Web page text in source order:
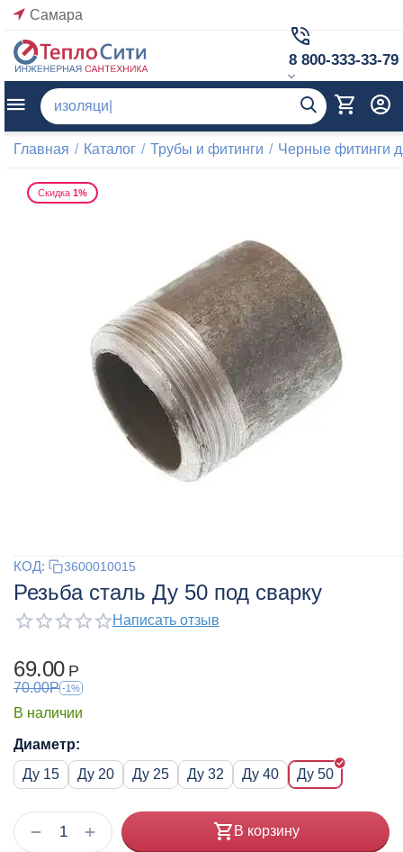
Самара
8 800-333-33-79
Главная / Каталог / Трубы и фитинги / Черные фитинги
Скидка 1%
КОД: 3600010015
Резьба сталь Ду 50 под сварку
Написать отзыв
69.00 Р
70.00Р -1%
В наличии
Диаметр:
Ду 15
Ду 20 Ду 25 Ду 32 Ду 40 Ду 50
+
− В корзину